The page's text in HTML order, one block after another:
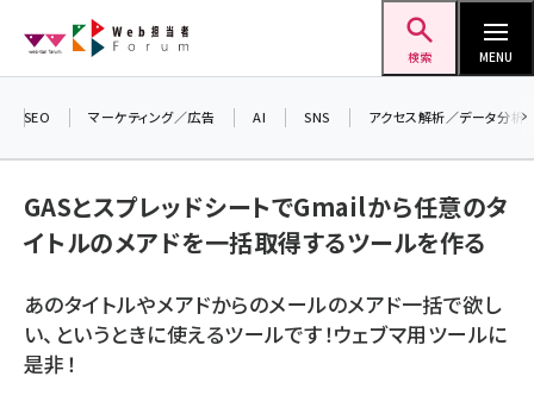
ン
検索 MENU
ai (2827)
SEO マーケティング／広告 AI SNS アクセス解析／データ分析
GASとスプレッドシートでGmailから任意のタ
イトルのメアドを一括取得するツールを作る
あのタイトルやメアドからのメールのメアド一括で欲し
い、というときに使えるツールです！ウェブマ用ツールに
是非！
るセ